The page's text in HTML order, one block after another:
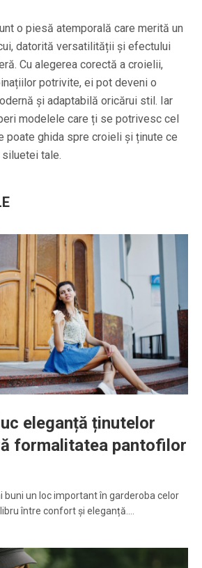
o piesă atemporală care merită un
datorită versatilității și efectului
Cu alegerea corectă a croielii,
potrivite, ei pot deveni o
și adaptabilă oricărui stil. Iar
modelele care ți se potrivesc cel
poate ghida spre croieli și ținute ce
tale.
eleganță ținutelor
formalitatea pantofilor
buni un loc important în garderoba celor
între confort și eleganță.…